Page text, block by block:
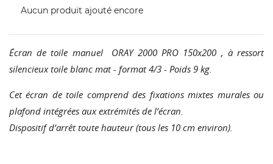
Aucun produit ajouté encore
Écran de toile manuel ORAY 2000 PRO 150x200 , à ressort
silencieux toile blanc mat - format 4/3 - Poids 9 kg.
Cet écran de toile comprend des fixations mixtes murales ou
plafond intégrées aux extrémités de l‘écran.
Dispositif d‘arrêt toute hauteur (tous les 10 cm environ).